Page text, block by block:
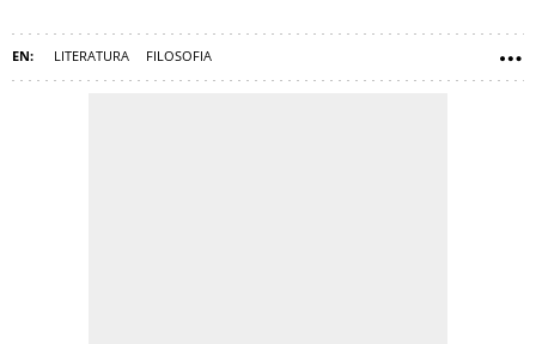
LITERATURA FILOSOFIA